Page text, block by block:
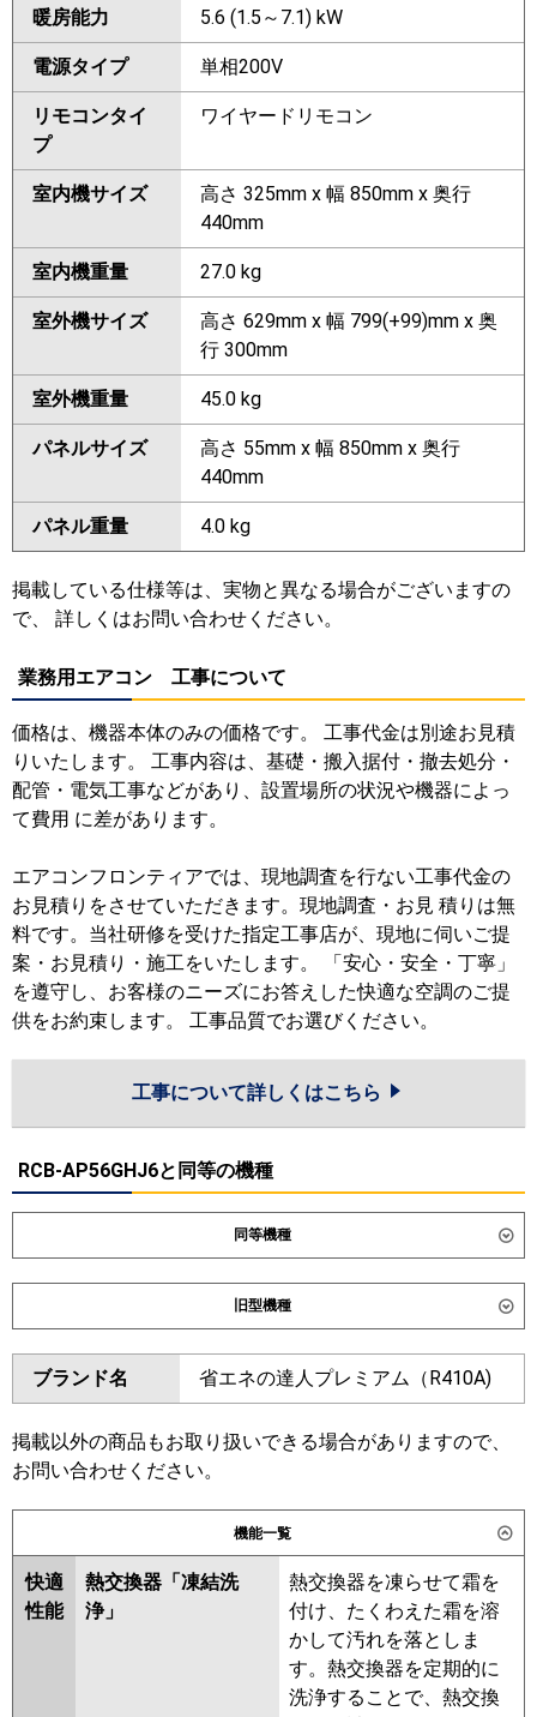
暖房能力 5.6 (1.5～7.1) kW
電源タイプ 単相200V
リモコンタイ
プ
ワイヤードリモコン
室内機サイズ
高さ 325mm x 幅 850mm x 奥行
440mm
室内機重量 27.0 kg
室外機サイズ
高さ 629mm x 幅 799(+99)mm x 奥
行 300mm
室外機重量 45.0 kg
パネルサイズ
高さ 55mm x 幅 850mm x 奥行
440mm
パネル重量 4.0 kg
掲載している仕様等は、実物と異なる場合がございますの
で、 詳しくはお問い合わせください。
業務用エアコン 工事について
価格は、機器本体のみの価格です。 工事代金は別途お見積
りいたします。 工事内容は、基礎・搬入据付・撤去処分・
配管・電気工事などがあり、設置場所の状況や機器によっ
て費用 に差があります。
エアコンフロンティアでは、現地調査を行ない工事代金の
お見積りをさせていただきます。現地調査・お見 積りは無
料です。当社研修を受けた指定工事店が、現地に伺いご提
案・お見積り・施工をいたします。 「安心・安全・丁寧」
を遵守し、お客様のニーズにお答えした快適な空調のご提
供をお約束します。 工事品質でお選びください。
工事について詳しくはこちら
RCB-AP56GHJ6と同等の機種
同等機種
ダイキン SSRB56DV
東芝 GBXA05613JMUB
三菱電機 PDZ-ZRMP56SG6
日立 RCB-GP56RGHJ9
三菱重工 FDRZ566HK6S-sil
ca
パナソニック PA-P56F7SGNC PA-P56F7SGC
旧型機種
ダイキン SSRB56CV SSRB56BYV
SSRB56BJV SSRB56BFV
SSRB56BCV
東芝
RBXA05633JMUB
PDZ-ZRMP56SG5
ZRMP56SG4
PDZ-ZRMP56SG2 PDZ-
ZRMP56SGZ
PDZ-ZRMP56SGY
PDZ-ZRMP56SGV PDZ-
ZRMP56SGR
ブランド名 省エネの達人プレミアム（R410A)
掲載以外の商品もお取り扱いできる場合がありますので、
お問い合わせください。
機能一覧
快適
性能
熱交換器「凍結洗
浄」
熱交換器を凍らせて霜を
付け、たくわえた霜を溶
かして汚れを落としま
す。熱交換器を定期的に
洗浄することで、熱交換